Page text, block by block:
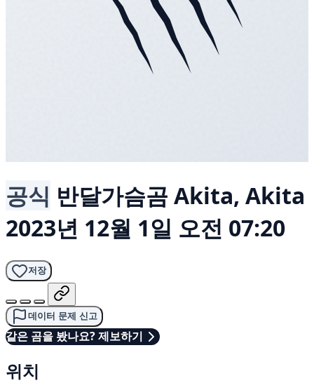
공식 반달가슴곰 Akita, Akita
2023년 12월 1일 오전 07:20
저장
데이터 문제 신고
같은 곰을 봤나요? 제보하기
위치